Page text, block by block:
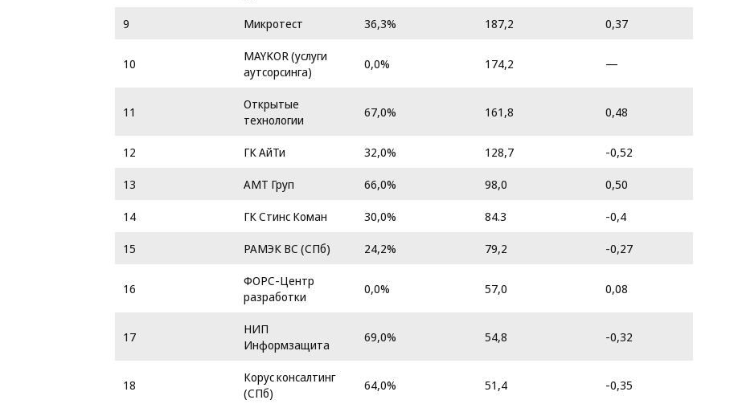
9 Микротест 36,3% 187,2 0,37
10
MAYKOR (услуги
аутсорсинга)
0,0% 174,2 —
11
Открытые
технологии
67,0% 161,8 0,48
12 ГК АйТи 32,0% 128,7 -0,52
13
АМТ Груп 66,0% 98,0 0,50
14
ГК Стинс Коман 30,0% 84.3 -0,4
15
РАМЭК ВС (СПб) 24,2% 79,2 -0,27
16
ФОРС-Центр
разработки
0,0% 57,0 0,08
17
НИП
Информзащита
69,0% 54,8 -0,32
18
Корус консалтинг
(СПб)
64,0% 51,4 -0,35